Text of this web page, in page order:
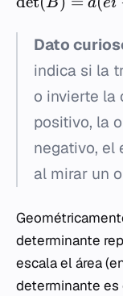
B a ei
Dato
indica si la
o invierte la
positivo, la
negativo, el
al mirar un
determinante
escala el área
determinante es